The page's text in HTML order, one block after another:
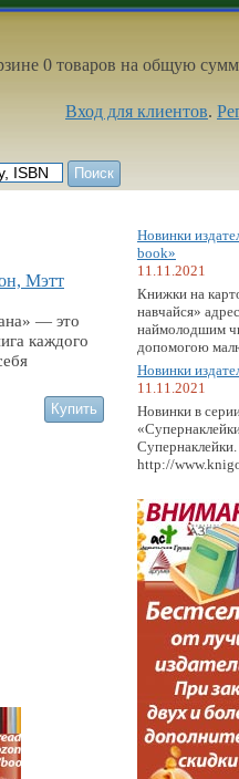
Вход для клиентов.
0 товаров на общую
Новинки
book»
11.11.2021
Книжки на
навчайся»
наймолодшим
допомогою
Новинки
11.11.2021
Новинки в
http://
Мэтт
— это
каждого